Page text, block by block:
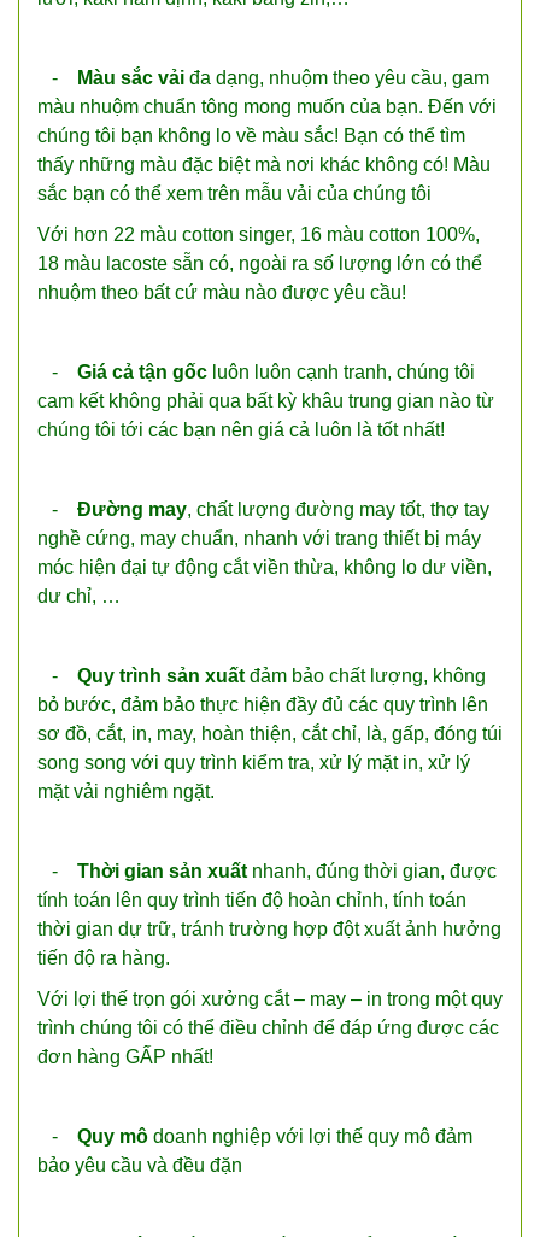
- Màu sắc vải đa dạng, nhuộm theo yêu cầu, gam
màu nhuộm chuẩn tông mong muốn của bạn. Đến với
chúng tôi bạn không lo về màu sắc! Bạn có thể tìm
thấy những màu đặc biệt mà nơi khác không có! Màu
sắc bạn có thể xem trên mẫu vải của chúng tôi
Với hơn 22 màu cotton singer, 16 màu cotton 100%,
18 màu lacoste sẵn có, ngoài ra số lượng lớn có thể
nhuộm theo bất cứ màu nào được yêu cầu!
- Giá cả tận gốc luôn luôn cạnh tranh, chúng tôi
cam kết không phải qua bất kỳ khâu trung gian nào từ
chúng tôi tới các bạn nên giá cả luôn là tốt nhất!
- Đường may, chất lượng đường may tốt, thợ tay
nghề cứng, may chuẩn, nhanh với trang thiết bị máy
móc hiện đại tự động cắt viền thừa, không lo dư viền,
dư chỉ, …
- Quy trình sản xuất đảm bảo chất lượng, không
bỏ bước, đảm bảo thực hiện đầy đủ các quy trình lên
sơ đồ, cắt, in, may, hoàn thiện, cắt chỉ, là, gấp, đóng túi
song song với quy trình kiểm tra, xử lý mặt in, xử lý
mặt vải nghiêm ngặt.
- Thời gian sản xuất nhanh, đúng thời gian, được
tính toán lên quy trình tiến độ hoàn chỉnh, tính toán
thời gian dự trữ, tránh trường hợp đột xuất ảnh hưởng
tiến độ ra hàng.
Với lợi thế trọn gói xưởng cắt – may – in trong một quy
trình chúng tôi có thể điều chỉnh để đáp ứng được các
đơn hàng GẤP nhất!
- Quy mô doanh nghiệp với lợi thế quy mô đảm
bảo yêu cầu và đều đặn